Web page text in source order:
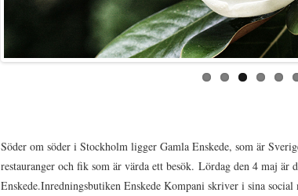
Söder om söder i Stockholm ligger Gamla Enskede, som är
restauranger och fik som är värda ett besök. Lördag den 4 maj är
Enskede.Inredningsbutiken Enskede Kompani skriver i sina social